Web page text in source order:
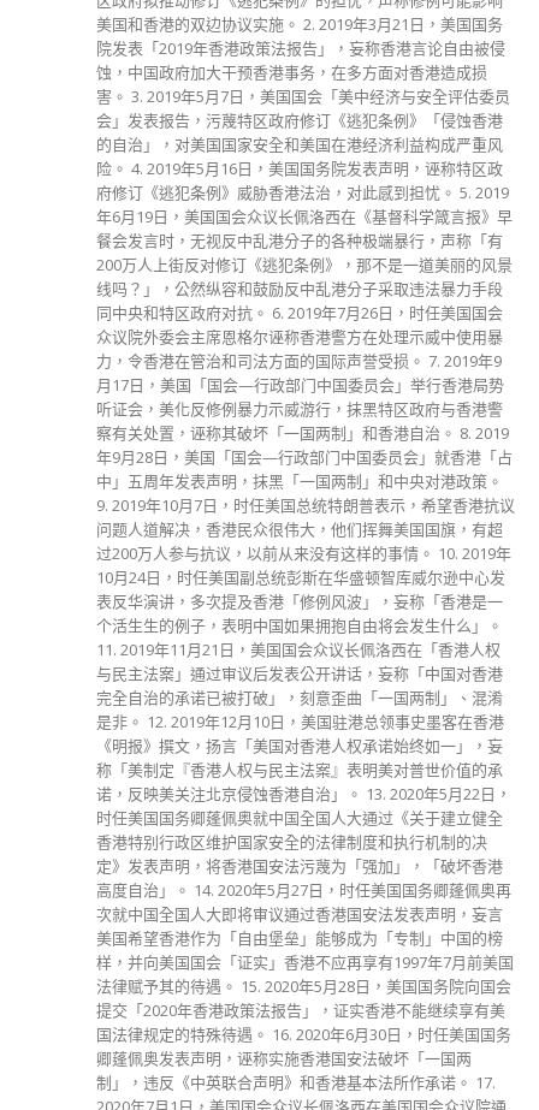
美国和香港的双边协议实施。 2. 2019年3月21日，美国国务
院发表「2019年香港政策法报告」，妄称香港言论自由被侵
蚀，中国政府加大干预香港事务，在多方面对香港造成损
害。 3. 2019年5月7日，美国国会「美中经济与安全评估委员
会」发表报告，污蔑特区政府修订《逃犯条例》「侵蚀香港
的自治」，对美国国家安全和美国在港经济利益构成严重风
险。 4. 2019年5月16日，美国国务院发表声明，诬称特区政
府修订《逃犯条例》威胁香港法治，对此感到担忧。 5. 2019
年6月19日，美国国会众议长佩洛西在《基督科学箴言报》早
餐会发言时，无视反中乱港分子的各种极端暴行，声称「有
200万人上街反对修订《逃犯条例》，那不是一道美丽的风景
线吗？」，公然纵容和鼓励反中乱港分子采取违法暴力手段
同中央和特区政府对抗。 6. 2019年7月26日，时任美国国会
众议院外委会主席恩格尔诬称香港警方在处理示威中使用暴
力，令香港在管治和司法方面的国际声誉受损。 7. 2019年9
月17日，美国「国会—行政部门中国委员会」举行香港局势
听证会，美化反修例暴力示威游行，抹黑特区政府与香港警
察有关处置，诬称其破坏「一国两制」和香港自治。 8. 2019
年9月28日，美国「国会—行政部门中国委员会」就香港「占
中」五周年发表声明，抹黑「一国两制」和中央对港政策。
9. 2019年10月7日，时任美国总统特朗普表示，希望香港抗议
问题人道解决，香港民众很伟大，他们挥舞美国国旗，有超
过200万人参与抗议，以前从来没有这样的事情。 10. 2019年
10月24日，时任美国副总统彭斯在华盛顿智库威尔逊中心发
表反华演讲，多次提及香港「修例风波」，妄称「香港是一
个活生生的例子，表明中国如果拥抱自由将会发生什么」。
11. 2019年11月21日，美国国会众议长佩洛西在「香港人权
与民主法案」通过审议后发表公开讲话，妄称「中国对香港
完全自治的承诺已被打破」，刻意歪曲「一国两制」、混淆
是非。 12. 2019年12月10日，美国驻港总领事史墨客在香港
《明报》撰文，扬言「美国对香港人权承诺始终如一」，妄
称「美制定『香港人权与民主法案』表明美对普世价值的承
诺，反映美关注北京侵蚀香港自治」。 13. 2020年5月22日，
时任美国国务卿蓬佩奥就中国全国人大通过《关于建立健全
香港特别行政区维护国家安全的法律制度和执行机制的决
定》发表声明，将香港国安法污蔑为「强加」，「破坏香港
高度自治」。 14. 2020年5月27日，时任美国国务卿蓬佩奥再
次就中国全国人大即将审议通过香港国安法发表声明，妄言
美国希望香港作为「自由堡垒」能够成为「专制」中国的榜
样，并向美国国会「证实」香港不应再享有1997年7月前美国
法律赋予其的待遇。 15. 2020年5月28日，美国国务院向国会
提交「2020年香港政策法报告」，证实香港不能继续享有美
国法律规定的特殊待遇。 16. 2020年6月30日，时任美国国务
卿蓬佩奥发表声明，诬称实施香港国安法破坏「一国两
制」，违反《中英联合声明》和香港基本法所作承诺。 17.